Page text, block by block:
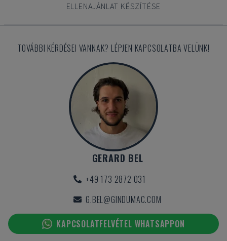
ELLENAJÁNLAT KÉSZÍTÉSE
TOVÁBBI KÉRDÉSEI VANNAK? LÉPJEN KAPCSOLATBA VELÜNK!
GERARD BEL
+49 173 2872 031
G.BEL@GINDUMAC.COM
KAPCSOLATFELVÉTEL WHATSAPPON